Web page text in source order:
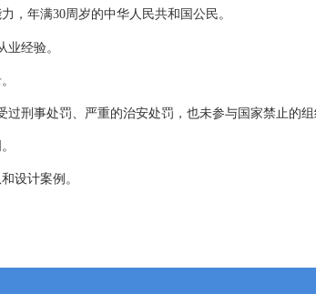
，年满30周岁的中华人民共和国公民。
业经验。
过刑事处罚、严重的治安处罚，也未参与国家禁止的组
设计案例。